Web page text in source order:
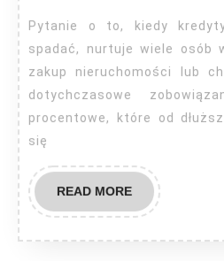
Pytanie o to, kiedy kredyty hipoteczne zaczną
spadać, nurtuje wiele osób
zakup nieruchomości lub
dotychczasowe
procentowe, które od
się
READ MOREREAD
MORE